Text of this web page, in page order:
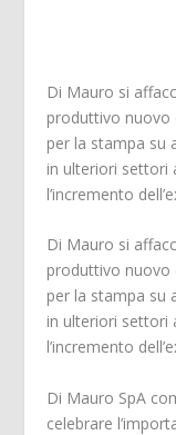
Di Mauro si
produttivo nuovo
per la stampa su
in ulteriori settori
l’incremento
Di Mauro si
produttivo nuovo
per la stampa su
in ulteriori settori
l’incremento
Di Mauro SpA
celebrare